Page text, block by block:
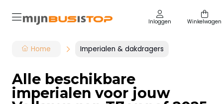
Inloggen Winkelwagen
Home Imperialen & dakdragers
Alle beschikbare
imperialen voor jouw